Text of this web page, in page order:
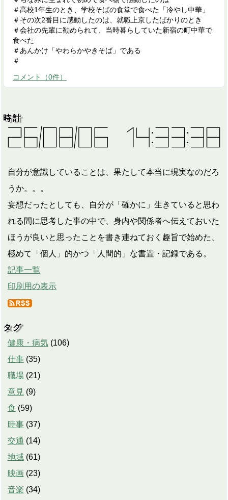
＃高校1年生のとき、学校そばの食堂で食べた「冷やし中華」
＃その次2番目に感動したのは、就職上京したばかりのとき
＃会社の先輩に勧められて、当時暮らしていた新宿の町中華で
食べた
＃あんかけ「やわらかやきそば」である
＃
コメント
（0件）
時計
自分が意識していることは、果たして本当に現実なのだろ
うか。。。
妄想だったとしても、自分が「確かに」生きていると思わ
れる間に思考した事の中で、身内や関係者へ伝えておいた
ほうが良いと思ったことを書き連ねておく趣旨で始めた、
極めて「個人」的かつ「人間的」な書置・記録である。
記事一覧
印刷用の表示
タグ
健康・病気 (106)
仕事 (35)
職場 (21)
意見 (9)
食 (59)
時事 (37)
交通 (14)
地域 (61)
映画 (23)
音楽 (34)